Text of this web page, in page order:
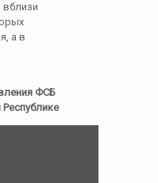
вблизи
а в
ФСБ